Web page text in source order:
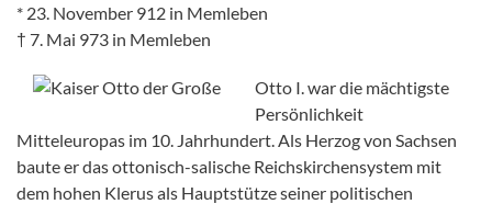
* 23. November 912 in Memleben
† 7. Mai 973 in Memleben
Otto I. war die mächtigste
Persönlichkeit
Mitteleuropas im 10. Jahrhundert. Als Herzog von Sachsen
baute er das ottonisch-salische Reichskirchensystem mit
dem hohen Klerus als Hauptstütze seiner politischen